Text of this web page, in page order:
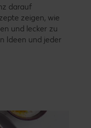
darauf
zeigen, wie
und lecker zu
Ideen und jeder